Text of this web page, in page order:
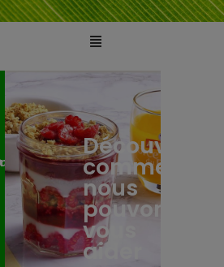
Découvrez
comment
nous
pouvons
vous
aider